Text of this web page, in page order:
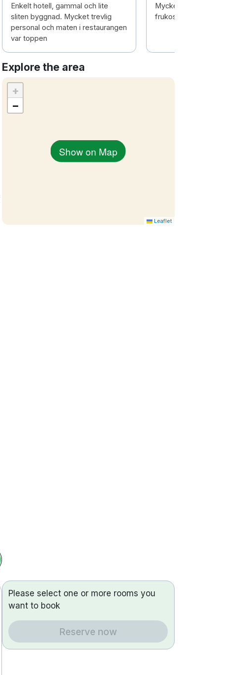
Enkelt hotell, gammal och lite
sliten byggnad. Mycket trevlig
personal och maten i restaurangen
var toppen
Mycket trevlig personal.
frukost. Ett jättebra
Explore the area
Show on Map
+
−
Leaflet
Please select one or more rooms you
want to book
Reserve now